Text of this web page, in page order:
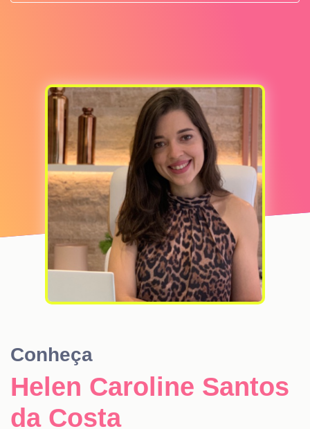
Conheça
Helen Caroline Santos
da Costa